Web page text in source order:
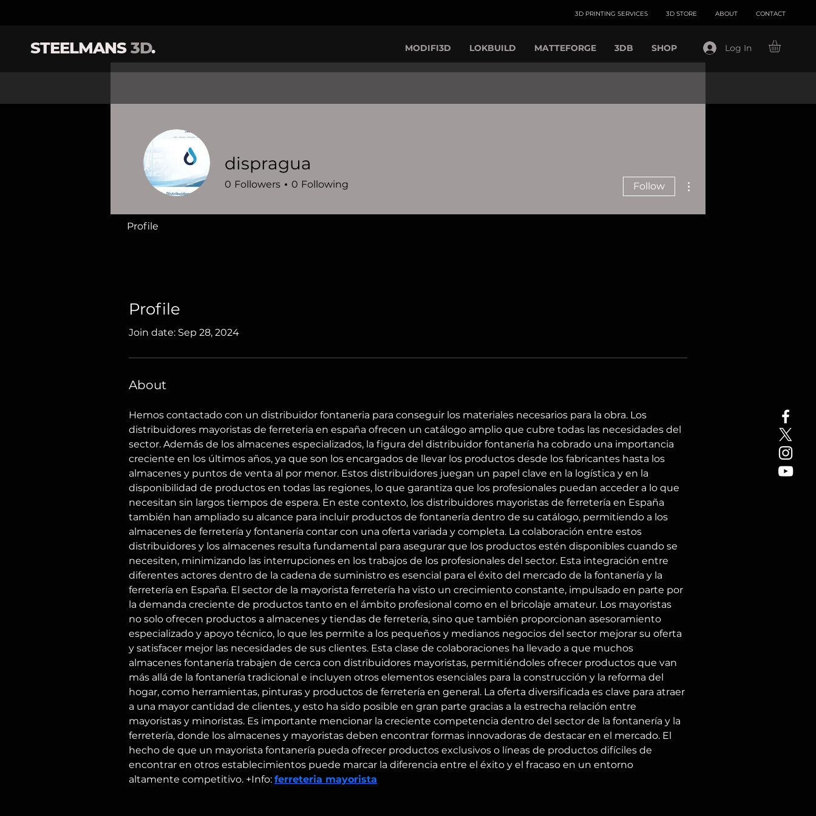
3D PRINTING SERVICES 3D STORE ABOUT CONTACT
STEELMANS3D. MODIFI3D LOKBUILD MATTEFORGE 3DB SHOP Log In
Profile
Join date: Sep 28, 2024
About
Hemos contactado con un distribuidor fontaneria para conseguir los materiales necesarios para la obra. Los
distribuidores mayoristas de ferreteria en españa ofrecen un catálogo amplio que cubre todas las necesidades del
sector. Además de los almacenes especializados, la figura del distribuidor fontanería ha cobrado una importancia
creciente en los últimos años, ya que son los encargados de llevar los productos desde los fabricantes hasta los
almacenes y puntos de venta al por menor. Estos distribuidores juegan un papel clave en la logística y en la
disponibilidad de productos en todas las regiones, lo que garantiza que los profesionales puedan acceder a lo que
necesitan sin largos tiempos de espera. En este contexto, los distribuidores mayoristas de ferretería en España
también han ampliado su alcance para incluir productos de fontanería dentro de su catálogo, permitiendo a los
almacenes de ferretería y fontanería contar con una oferta variada y completa. La colaboración entre estos
distribuidores y los almacenes resulta fundamental para asegurar que los productos estén disponibles cuando se
necesiten, minimizando las interrupciones en los trabajos de los profesionales del sector. Esta integración entre
diferentes actores dentro de la cadena de suministro es esencial para el éxito del mercado de la fontanería y la
ferretería en España. El sector de la mayorista ferretería ha visto un crecimiento constante, impulsado en parte por
la demanda creciente de productos tanto en el ámbito profesional como en el bricolaje amateur. Los mayoristas
no solo ofrecen productos a almacenes y tiendas de ferretería, sino que también proporcionan asesoramiento
especializado y apoyo técnico, lo que les permite a los pequeños y medianos negocios del sector mejorar su oferta
y satisfacer mejor las necesidades de sus clientes. Esta clase de colaboraciones ha llevado a que muchos
almacenes fontanería trabajen de cerca con distribuidores mayoristas, permitiéndoles ofrecer productos que van
más allá de la fontanería tradicional e incluyen otros elementos esenciales para la construcción y la reforma del
hogar, como herramientas, pinturas y productos de ferretería en general. La oferta diversificada es clave para atraer
a una mayor cantidad de clientes, y esto ha sido posible en gran parte gracias a la estrecha relación entre
mayoristas y minoristas. Es importante mencionar la creciente competencia dentro del sector de la fontanería y la
ferretería, donde los almacenes y mayoristas deben encontrar formas innovadoras de destacar en el mercado. El
hecho de que un mayorista fontanería pueda ofrecer productos exclusivos o líneas de productos difíciles de
encontrar en otros establecimientos puede marcar la diferencia entre el éxito y el fracaso en un entorno
altamente competitivo. +Info: ferreteria mayorista
dispragua
0 Followers 0 Following Follow
Profile